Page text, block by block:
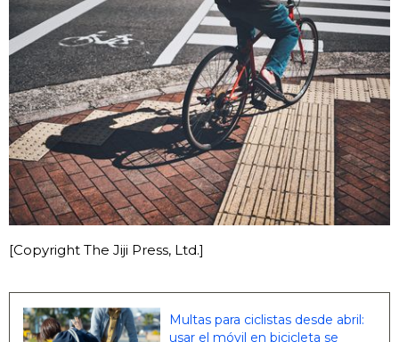
[Copyright The Jiji Press, Ltd.]
Multas para ciclistas desde abril:
usar el móvil en bicicleta se